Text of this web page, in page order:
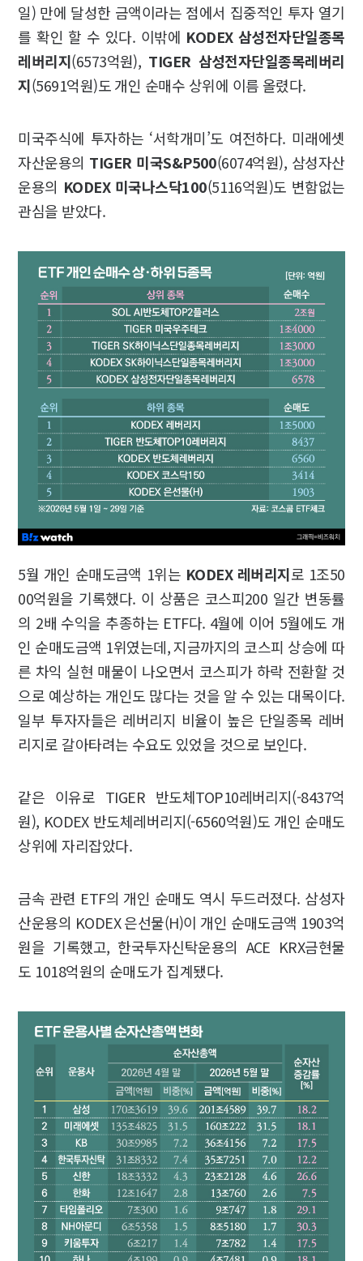
일) 만에 달성한 금액이라는 점에서 집중적인 투자 열기
를 확인 할 수 있다. 이밖에 KODEX 삼성전자단일종목
레버리지(6573억원), TIGER 삼성전자단일종목레버리
지(5691억원)도 개인 순매수 상위에 이름 올렸다.
미국주식에 투자하는 ‘서학개미’도 여전하다. 미래에셋
자산운용의 TIGER 미국S&P500(6074억원), 삼성자산
운용의 KODEX 미국나스닥100(5116억원)도 변함없는
관심을 받았다.
5월 개인 순매도금액 1위는 KODEX 레버리지로 1조50
00억원을 기록했다. 이 상품은 코스피200 일간 변동률
의 2배 수익을 추종하는 ETF다. 4월에 이어 5월에도 개
인 순매도금액 1위였는데, 지금까지의 코스피 상승에 따
른 차익 실현 매물이 나오면서 코스피가 하락 전환할 것
으로 예상하는 개인도 많다는 것을 알 수 있는 대목이다.
일부 투자자들은 레버리지 비율이 높은 단일종목 레버
리지로 갈아타려는 수요도 있었을 것으로 보인다.
같은 이유로 TIGER 반도체TOP10레버리지(-8437억
원), KODEX 반도체레버리지(-6560억원)도 개인 순매도
상위에 자리잡았다.
금속 관련 ETF의 개인 순매도 역시 두드러졌다. 삼성자
산운용의 KODEX 은선물(H)이 개인 순매도금액 1903억
원을 기록했고, 한국투자신탁운용의 ACE KRX금현물
도 1018억원의 순매도가 집계됐다.